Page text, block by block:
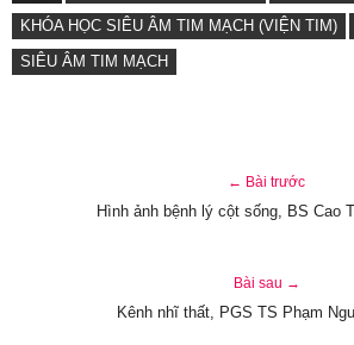
KHÓA HỌC SIÊU ÂM TIM MẠCH (VIỆN TIM)
SIÊU ÂM TIM MẠCH
← Bài trước
Hình ảnh bệnh lý cột sống, BS Cao
Bài sau →
Kênh nhĩ thất, PGS TS Phạm